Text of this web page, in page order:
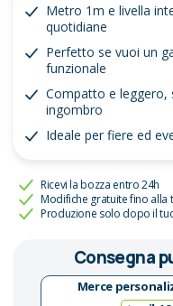
Metro 1m e livella
quotidiane
Perfetto se vuoi un
funzionale
Compatto e leggero,
ingombro
Ideale per fiere ed
Ricevi la bozza entro 24h
Modifiche gratuite fino alla
Produzione solo dopo il
Consegna
Merce